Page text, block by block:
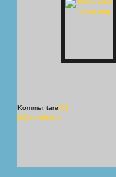
Kommentare[X]
[X] schließen